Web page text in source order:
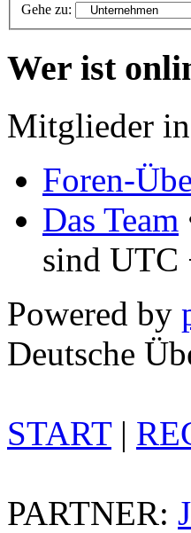
Gehe zu:
Wer ist
Mitglieder
Foren-
Das Team
sind UTC
Powered by
Deutsche
START|
PARTNER: